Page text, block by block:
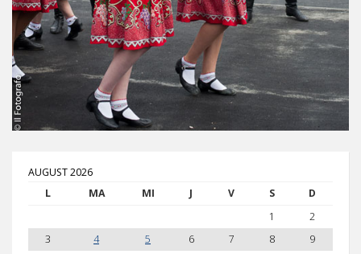
AUGUST 2026
L
MA MI J V S D
1
2
3
4 5 6 7 8
9